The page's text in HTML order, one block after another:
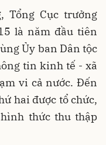
Tổng Cục trưởng
là năm đầu tiên
Ủy ban Dân tộc
tin kinh tế - xã
vi cả nước. Đến
hai được tổ chức,
thức thu thập